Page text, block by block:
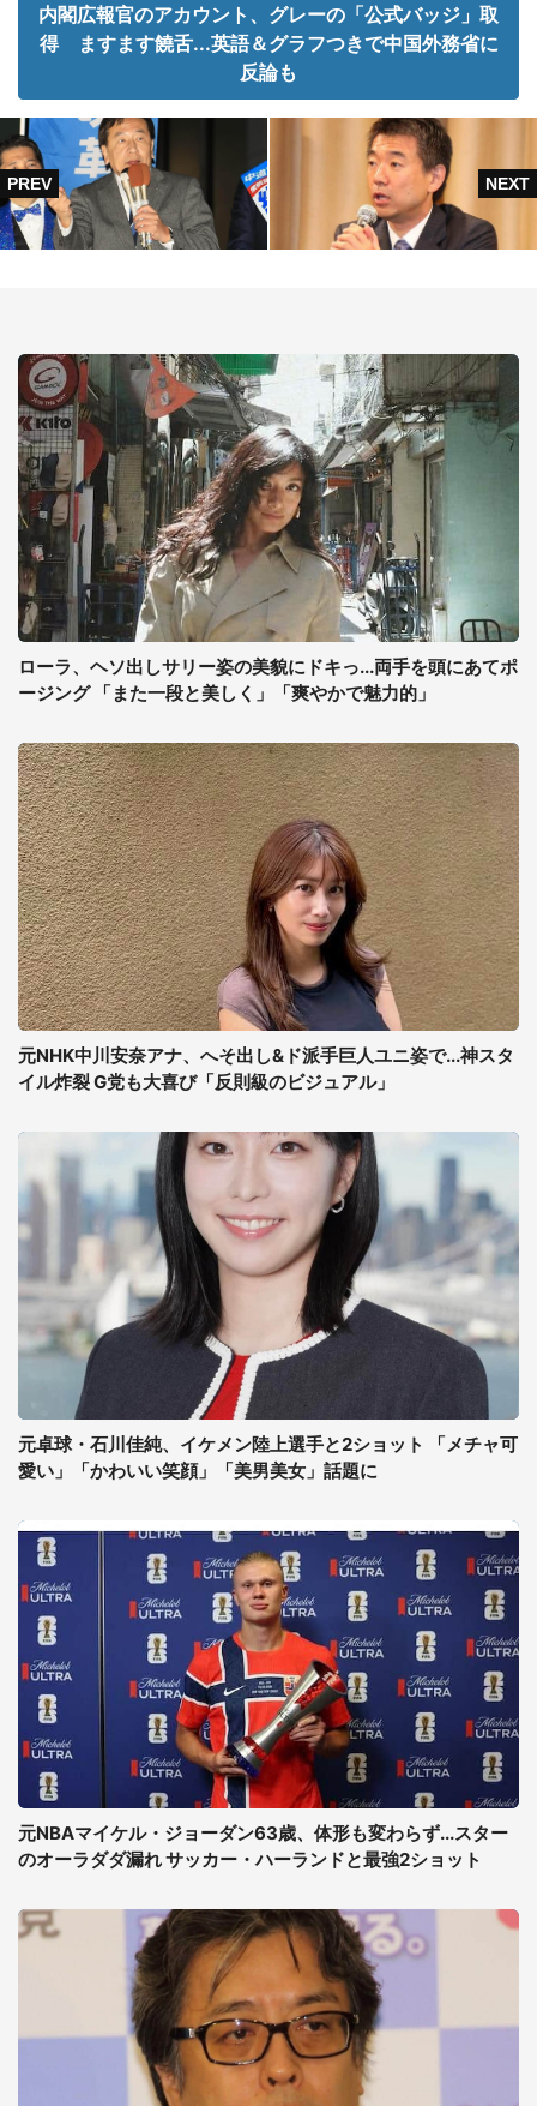
内閣広報官のアカウント、グレーの「公式バッジ」取
得 ますます饒舌...英語＆グラフつきで中国外務省に
反論も
ローラ、ヘソ出しサリー姿の美貌にドキっ...両手を頭にあてポ
ージング 「また一段と美しく」「爽やかで魅力的」
元NHK中川安奈アナ、へそ出し&ド派手巨人ユニ姿で...神スタ
イル炸裂 G党も大喜び「反則級のビジュアル」
元卓球・石川佳純、イケメン陸上選手と2ショット 「メチャ可
愛い」「かわいい笑顔」「美男美女」話題に
元NBAマイケル・ジョーダン63歳、体形も変わらず...スター
のオーラダダ漏れ サッカー・ハーランドと最強2ショット